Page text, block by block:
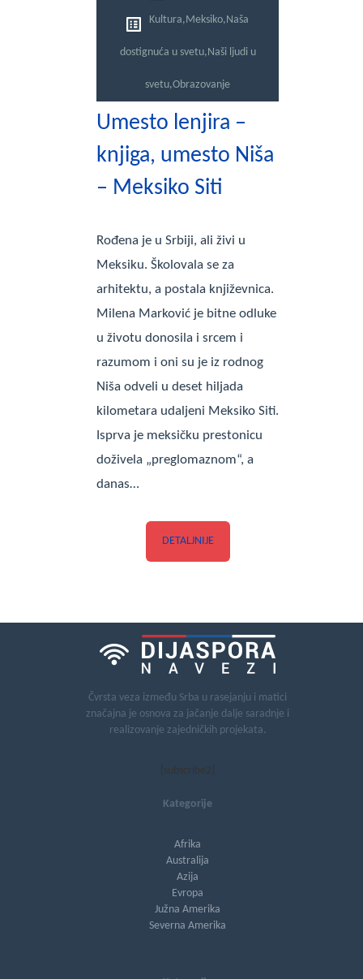
Kultura,Meksiko,Naša
dostignuća u svetu,Naši ljudi u
svetu,Obrazovanje
Umesto lenjira –
knjiga, umesto Niša
– Meksiko Siti
Rođena je u Srbiji, ali živi u
Meksiku. Školovala se za
arhitektu, a postala književnica.
Milena Marković je bitne odluke
u životu donosila i srcem i
razumom i oni su je iz rodnog
Niša odveli u deset hiljada
kilometara udaljeni Meksiko Siti.
Isprva je meksičku prestonicu
doživela „preglomaznom“, a
danas…
DETALJNIJE
Čvrsta veza između Srba u rasejanju i matici
značajna je osnova za jačanje dalje saradnje i
realizovanje zajedničkih projekata.
[subscribe2]
Kategorije
Afrika
Australija
Azija
Evropa
Južna Amerika
Severna Amerika